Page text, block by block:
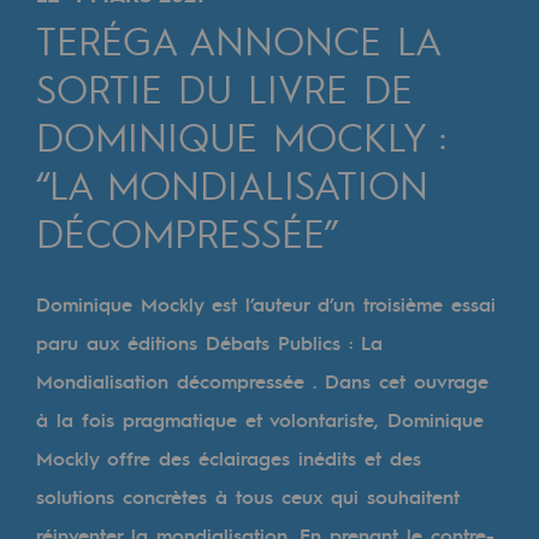
Transversalité et Collaboratif
Notre culture et nos valeurs
Une organisation certifiée
Notre organisation
Notre organisation
Gouvernance
Indicateurs
Publications institutionnelles
Où nous trouver
Les énergies d'avenir
TERÉGA ANNONCE LA
SORTIE DU LIVRE DE
DOMINIQUE MOCKLY :
“LA MONDIALISATION
DÉCOMPRESSÉE”
Dominique Mockly est l’auteur d’un troisième essai
paru aux éditions Débats Publics : La
Mondialisation décompressée . Dans cet ouvrage
à la fois pragmatique et volontariste, Dominique
Mockly offre des éclairages inédits et des
solutions concrètes à tous ceux qui souhaitent